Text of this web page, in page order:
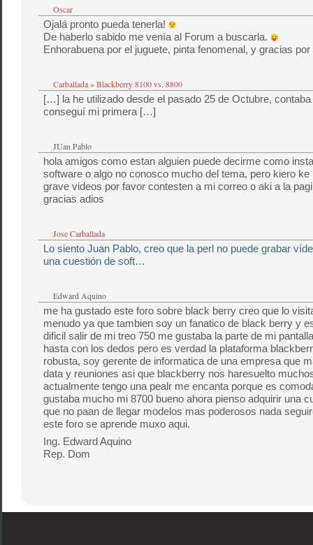
Oscar
Ojalá pronto pueda tenerla!
De haberlo sabido me venía al Forum a buscarla.
Enhorabuena por el juguete, pinta fenomenal, y gracias por
Carballada » Blackberry 8100 vs. 8800
[…] la he utilizado desde el pasado 25 de Octubre,
conseguí mi primera […]
JUan Pablo
hola amigos como estan alguien puede decirme como
software o algo no conosco mucho del tema, pero kiero ke
grave videos por favor contesten a mi correo o aki a la
gracias adios
Jose Carballada
Lo siento Juan Pablo, creo que la perl no puede grabar
una cuestión de soft…
Edward Aquino
me ha gustado este foro sobre black berry creo que lo
menudo ya que tambien soy un fanatico de black berry y
dificil salir de mi treo 750 me gustaba la parte de mi
hasta con los dedos pero es verdad la plataforma
robusta, soy gerente de informatica de una empresa que
data y reuniones asi que blackberry nos haresuelto
actualmente tengo una pealr me encanta porque es
gustaba mucho mi 8700 bueno ahora pienso adquirir una
que no paan de llegar modelos mas poderosos nada
este foro se aprende muxo aqui.
Ing. Edward Aquino
Rep. Dom